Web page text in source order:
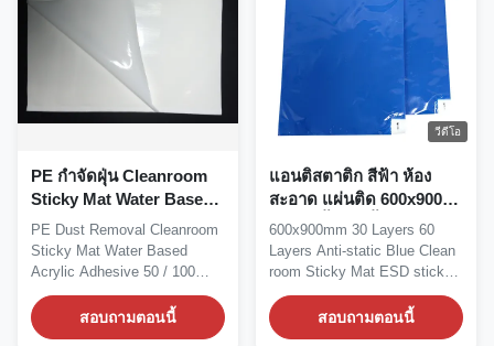
PE กำจัดฝุ่น Cleanroom
Sticky Mat Water Based
Acrylic Adhesive 50/100
Layers
PE Dust Removal Cleanroom
Sticky Mat Water Based
Acrylic Adhesive 50 / 100
Layers PE Dust Removal...
สอบถามตอนนี้
วีดีโอ
แอนติสตาติก สีฟ้า ห้อง
สะอาด แผ่นติด 600x900
มม 30 ชั้น 60 ชั้น
600x900mm 30 Layers 60
Layers Anti-static Blue Clean
room Sticky Mat ESD sticky
mat, also known...
สอบถามตอนนี้